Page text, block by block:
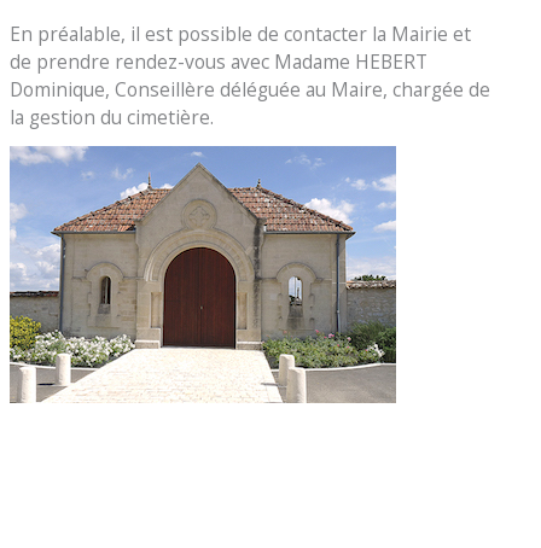
En préalable, il est possible de contacter la Mairie et
de prendre rendez-vous avec Madame HEBERT
Dominique, Conseillère déléguée au Maire, chargée de
la gestion du cimetière.